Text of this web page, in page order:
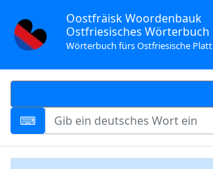
Oostfräisk Woordenbauk
Ostfriesisches Wörterbuch
Wörterbuch fürs Ostfriesische Platt